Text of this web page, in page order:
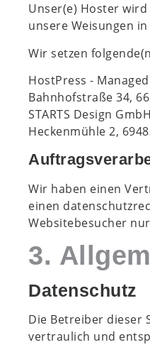
Unser(e) Hoster
unsere Weisungen
Wir setzen
HostPress -
Bahnhofstraße 34,
STARTS Design GmbH
Heckenmühle 2,
Wir haben einen
einen
Websitebesucher
3.
Datenschutz
Die Betreiber dieser
vertraulich und